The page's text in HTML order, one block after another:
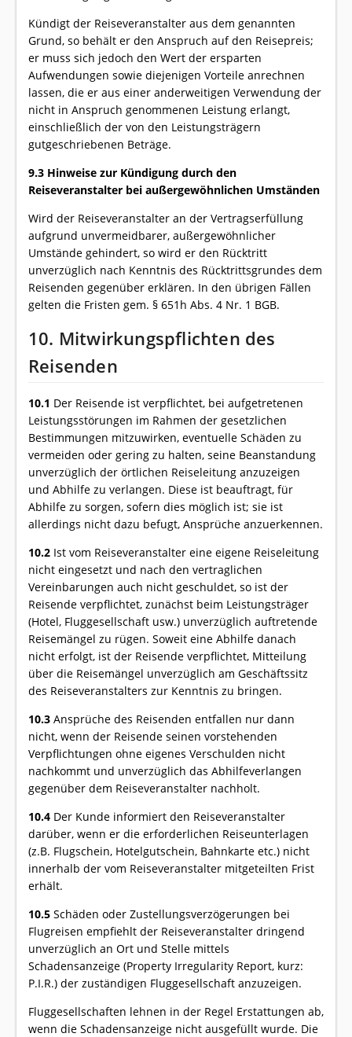
Kündigt der Reiseveranstalter aus dem genannten
Grund, so behält er den Anspruch auf den Reisepreis;
er muss sich jedoch den Wert der ersparten
Aufwendungen sowie diejenigen Vorteile anrechnen
lassen, die er aus einer anderweitigen Verwendung der
nicht in Anspruch genommenen Leistung erlangt,
einschließlich der von den Leistungsträgern
gutgeschriebenen Beträge.
9.3 Hinweise zur Kündigung durch den
Reiseveranstalter bei außergewöhnlichen Umständen
Wird der Reiseveranstalter an der Vertragserfüllung
aufgrund unvermeidbarer, außergewöhnlicher
Umstände gehindert, so wird er den Rücktritt
unverzüglich nach Kenntnis des Rücktrittsgrundes dem
Reisenden gegenüber erklären. In den übrigen Fällen
gelten die Fristen gem. § 651h Abs. 4 Nr. 1 BGB.
10. Mitwirkungspflichten des
Reisenden
10.1 Der Reisende ist verpflichtet, bei aufgetretenen
Leistungsstörungen im Rahmen der gesetzlichen
Bestimmungen mitzuwirken, eventuelle Schäden zu
vermeiden oder gering zu halten, seine Beanstandung
unverzüglich der örtlichen Reiseleitung anzuzeigen
und Abhilfe zu verlangen. Diese ist beauftragt, für
Abhilfe zu sorgen, sofern dies möglich ist; sie ist
allerdings nicht dazu befugt, Ansprüche anzuerkennen.
10.2 Ist vom Reiseveranstalter eine eigene Reiseleitung
nicht eingesetzt und nach den vertraglichen
Vereinbarungen auch nicht geschuldet, so ist der
Reisende verpflichtet, zunächst beim Leistungsträger
(Hotel, Fluggesellschaft usw.) unverzüglich auftretende
Reisemängel zu rügen. Soweit eine Abhilfe danach
nicht erfolgt, ist der Reisende verpflichtet, Mitteilung
über die Reisemängel unverzüglich am Geschäftssitz
des Reiseveranstalters zur Kenntnis zu bringen.
10.3 Ansprüche des Reisenden entfallen nur dann
nicht, wenn der Reisende seinen vorstehenden
Verpflichtungen ohne eigenes Verschulden nicht
nachkommt und unverzüglich das Abhilfeverlangen
gegenüber dem Reiseveranstalter nachholt.
10.4 Der Kunde informiert den Reiseveranstalter
darüber, wenn er die erforderlichen Reiseunterlagen
(z.B. Flugschein, Hotelgutschein, Bahnkarte etc.) nicht
innerhalb der vom Reiseveranstalter mitgeteilten Frist
erhält.
10.5 Schäden oder Zustellungsverzögerungen bei
Flugreisen empfiehlt der Reiseveranstalter dringend
unverzüglich an Ort und Stelle mittels
Schadensanzeige (Property Irregularity Report, kurz:
P.I.R.) der zuständigen Fluggesellschaft anzuzeigen.
Fluggesellschaften lehnen in der Regel Erstattungen ab,
wenn die Schadensanzeige nicht ausgefüllt wurde. Die